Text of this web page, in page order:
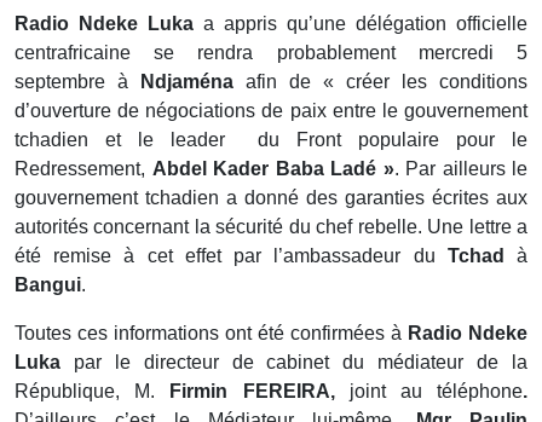
Radio Ndeke Luka a appris qu’une délégation officielle
centrafricaine se rendra probablement mercredi 5
septembre à
Ndjaména afin de « créer les conditions
d’ouverture de négociations de paix entre le gouvernement
tchadien et le leader du Front populaire pour le
Redressement, Abdel Kader Baba Ladé ». Par ailleurs le
gouvernement tchadien a donné des garanties écrites aux
autorités concernant la sécurité du chef rebelle. Une lettre a
été remise à cet effet par l’ambassadeur du Tchad
à
Bangui.
Toutes ces informations ont été confirmées à Radio Ndeke
Luka par le directeur de cabinet du médiateur de la
République, M.
Firmin FEREIRA, joint au téléphone.